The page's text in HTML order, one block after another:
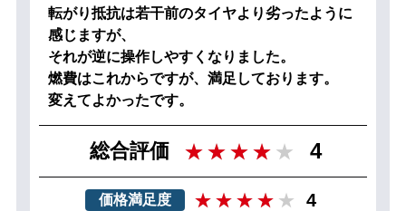
転がり抵抗は若干前のタイヤより劣ったように
感じますが、
それが逆に操作しやすくなりました。
燃費はこれからですが、満足しております。
変えてよかったです。
総合評価 4
価格満足度 4